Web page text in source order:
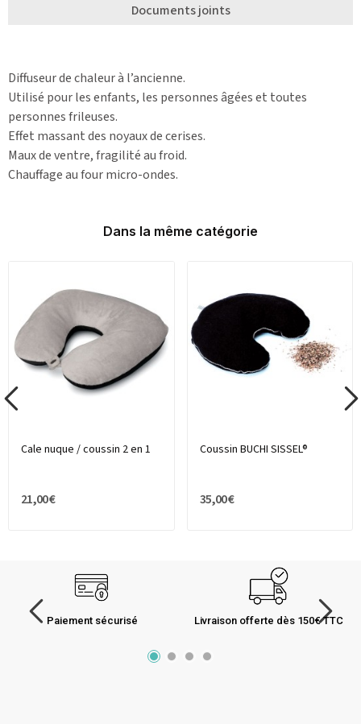
Documents joints
Diffuseur de chaleur à l’ancienne.
Utilisé pour les enfants, les personnes âgées et toutes
personnes frileuses.
Effet massant des noyaux de cerises.
Maux de ventre, fragilité au froid.
Chauffage au four micro-ondes.
Dans la même catégorie
Cale nuque / coussin 2 en 1
21,00 €
Coussin BUCHI SISSEL®
35,00 €
Paiement sécurisé Livraison offerte dès 150€ TTC